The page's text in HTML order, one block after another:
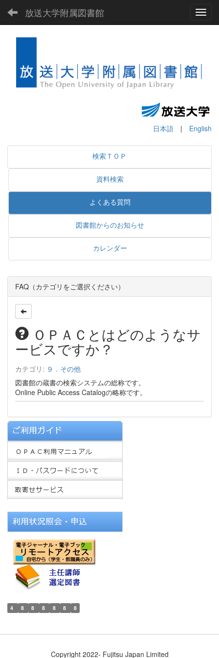
放送大学附属図書館
日本語 | English
検索ＴＯＰ
資料検索
よくある質問
図書館からのお知らせ
カレンダー
FAQ（カテゴリをご選択ください）
ＯＰＡＣとはどのようなサ
ービスですか？
カテゴリ: ９．その他
図書館の蔵書の検索システムの総称です。
Online Public Access Catalogの略称です。
4 8 8 8 8 8 8
Copyright 2022- Fujitsu Japan Limited